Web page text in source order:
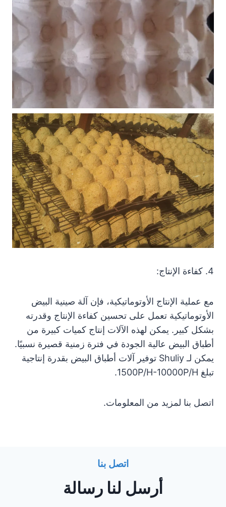
4. كفاءة الإنتاج:
مع عملية الإنتاج الأوتوماتيكية، فإن آلة صينية البيض
الأوتوماتيكية تعمل على تحسين كفاءة الإنتاج وقدرته
بشكل كبير. يمكن لهذه الآلات إنتاج كميات كبيرة من
أطباق البيض عالية الجودة في فترة زمنية قصيرة نسبيًا.
يمكن لـ Shuliy توفير آلات أطباق البيض بقدرة إنتاجية
تبلغ 1500P/H-10000P/H.
اتصل بنا لمزيد من المعلومات.
اتصل بنا
أرسل لنا رسالة